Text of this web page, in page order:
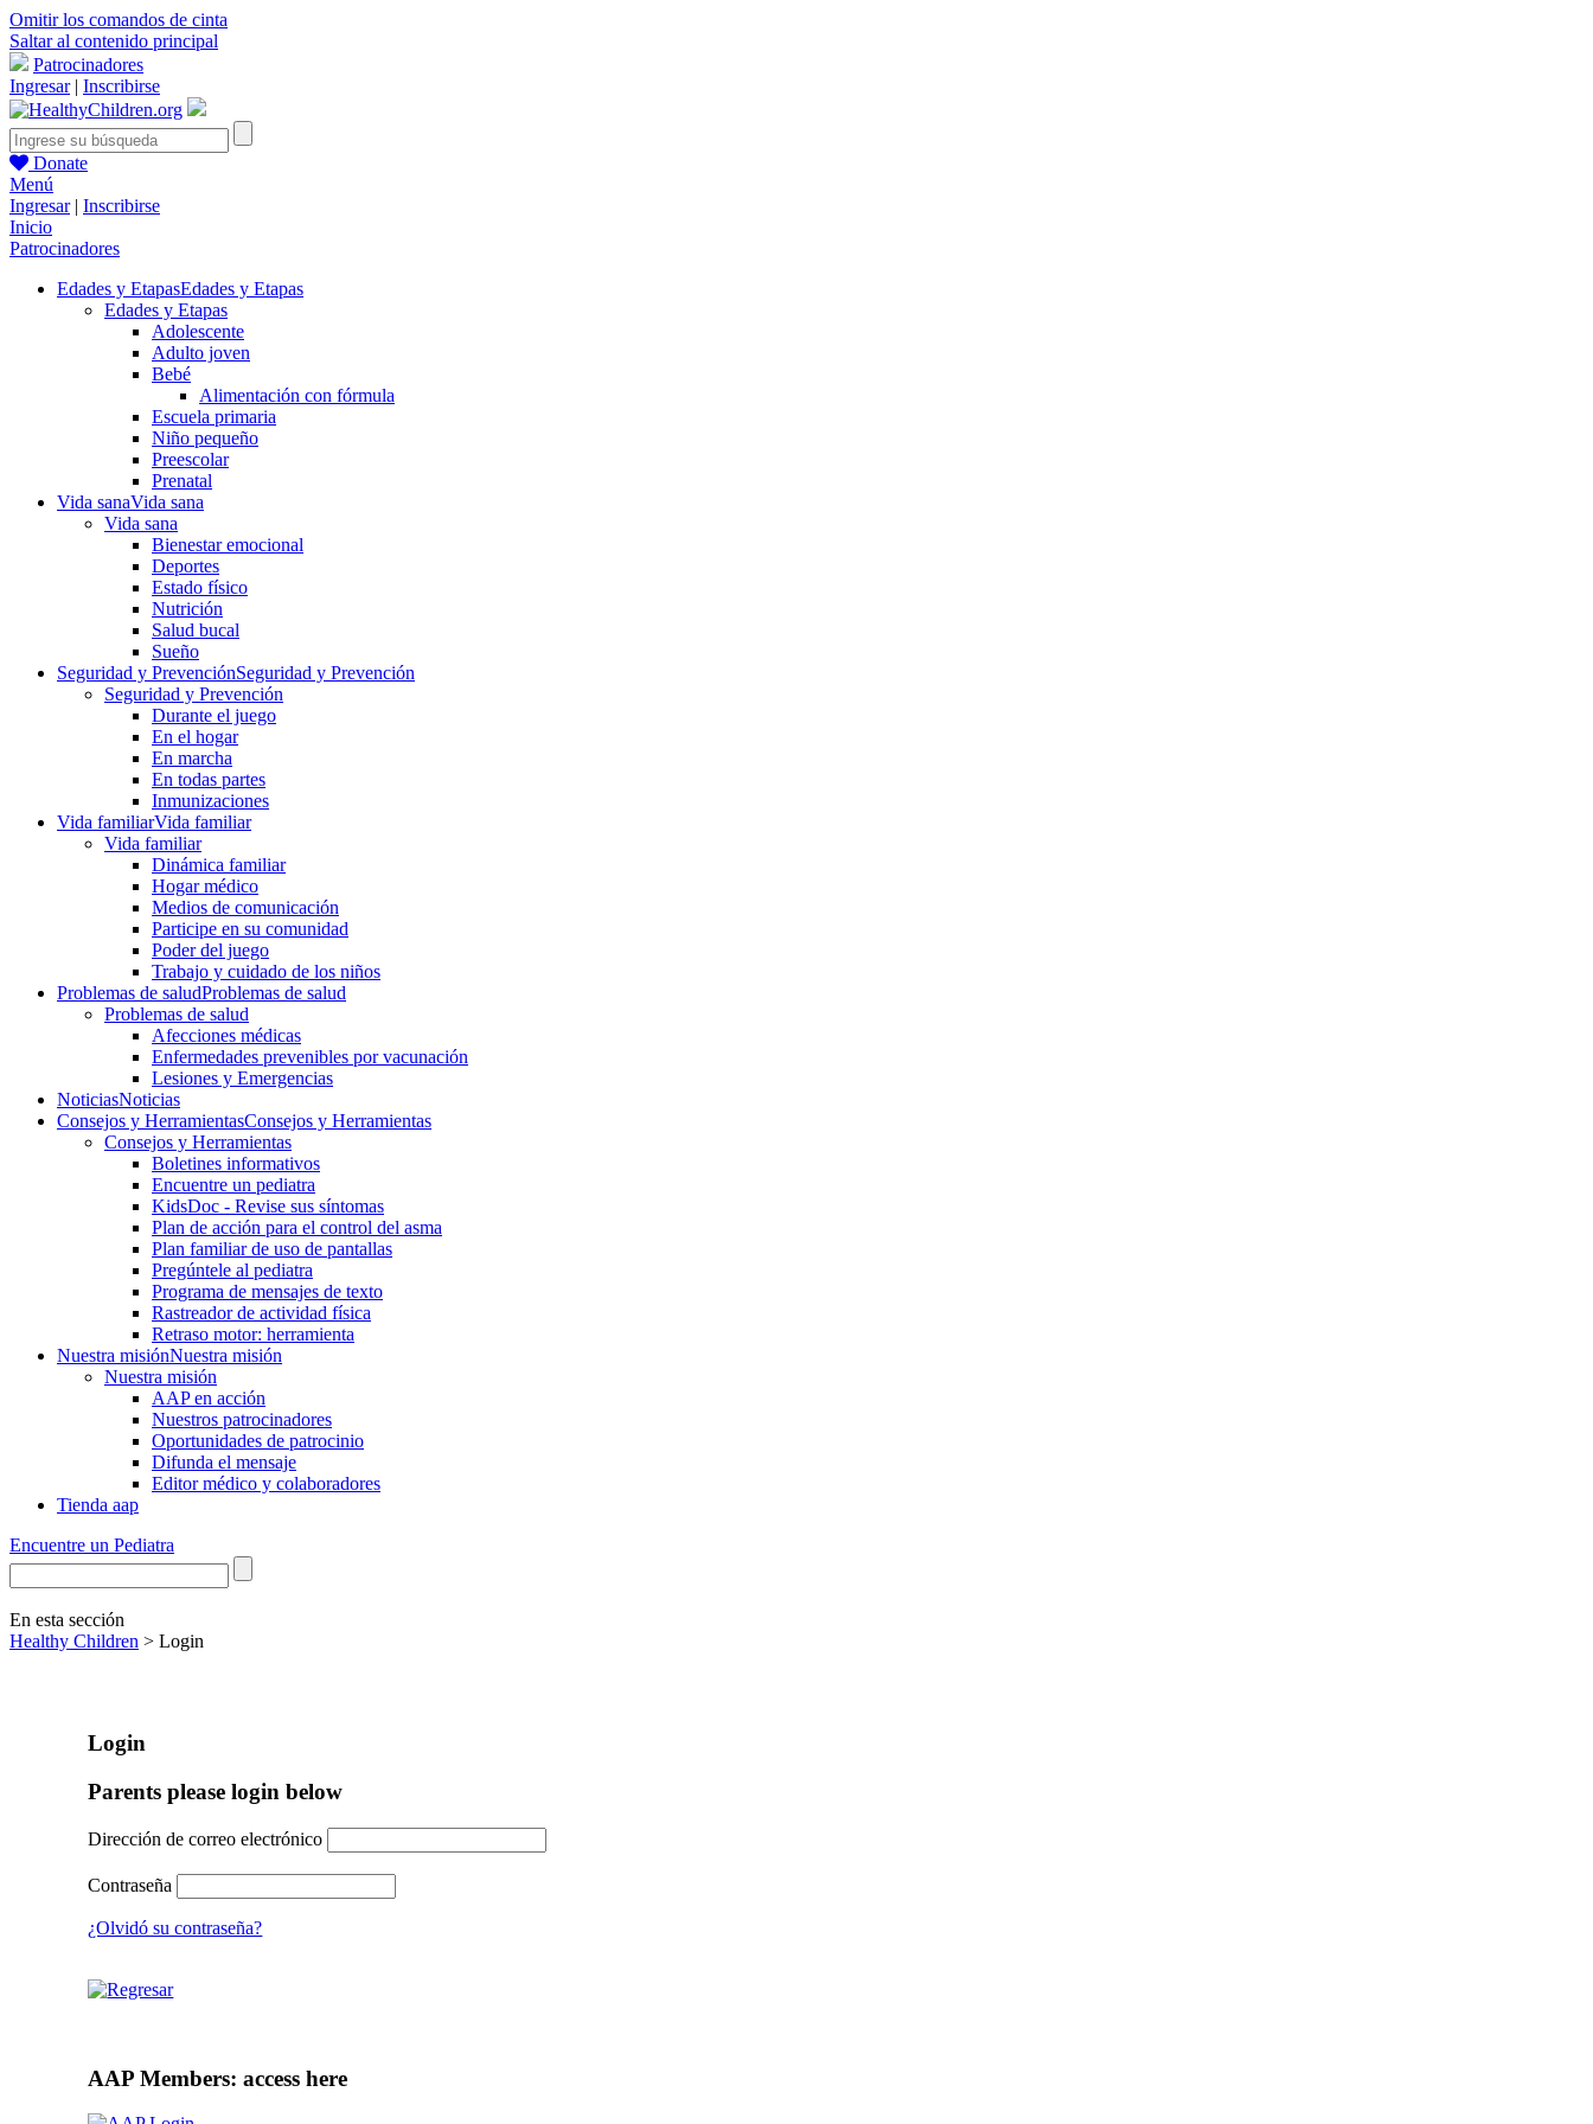
Omitir los comandos de cinta
Saltar al contenido principal
Patrocinadores
Ingresar| Inscribirse
Donate
Menú
Ingresar| Inscribirse
Inicio
Patrocinadores
Edades y EtapasEdades y Etapas
Edades y Etapas
Adolescente
Adulto joven
Bebé
Alimentación con fórmula
Escuela primaria
Niño pequeño
Preescolar
Prenatal
Vida sanaVida sana
Vida sana
Bienestar emocional
Deportes
Estado físico
Nutrición
Salud bucal
Sueño
Seguridad y PrevenciónSeguridad y Prevención
Seguridad y Prevención
Durante el juego
En el hogar
En marcha
En todas partes
Inmunizaciones
Vida familiarVida familiar
Vida familiar
Dinámica familiar
Hogar médico
Medios de comunicación
Participe en su comunidad
Poder del juego
Trabajo y cuidado de los niños
Problemas de saludProblemas de salud
Problemas de salud
Afecciones médicas
Enfermedades prevenibles por vacunación
Lesiones y Emergencias
NoticiasNoticias
Consejos y HerramientasConsejos y Herramientas
Consejos y Herramientas
Boletines informativos
Encuentre un pediatra
KidsDoc - Revise sus síntomas
Plan de acción para el control del asma
Plan familiar de uso de pantallas
Pregúntele al pediatra
Programa de mensajes de texto
Rastre​​ador de activida​d física
Retraso motor: herramienta
Nuestra misiónNuestra misión
Nuestra misión
AAP en acción
Nuestros patrocinadores
Oportunidades de patrocinio
Difunda el mensaje
Editor médico y colaboradores
Tienda aap
Encuentre un Pediatra
En esta sección
Healthy Children > Login
Login
Parents please login below
Dirección de correo electrónico
Contraseña
¿Olvidó su contraseña?
AAP Members: access here